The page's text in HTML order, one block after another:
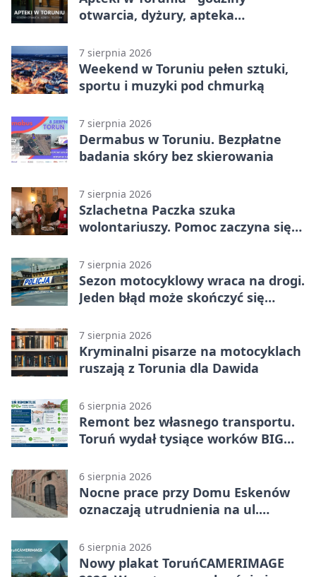
otwarcia, dyżury, apteka
7 sierpnia 2026
Weekend w Toruniu pełen sztuki,
sportu i muzyki pod chmurką
7 sierpnia 2026
Dermabus w Toruniu. Bezpłatne
badania skóry bez skierowania
7 sierpnia 2026
Szlachetna Paczka szuka
wolontariuszy. Pomoc zaczyna się
7 sierpnia 2026
Sezon motocyklowy wraca na drogi.
Jeden błąd może skończyć się
7 sierpnia 2026
Kryminalni pisarze na motocyklach
ruszają z Torunia dla Dawida
6 sierpnia 2026
Remont bez własnego transportu.
Toruń wydał tysiące worków BIG
6 sierpnia 2026
Nocne prace przy Domu Eskenów
oznaczają utrudnienia na ul.
6 sierpnia 2026
Nowy plakat ToruńCAMERIMAGE